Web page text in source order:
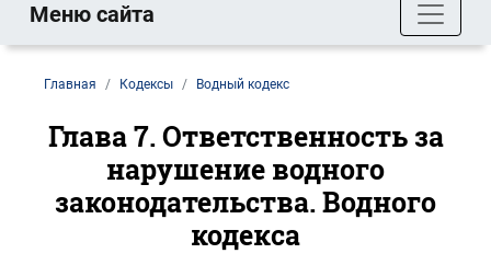
Меню сайта
Главная Кодексы Водный кодекс
Глава 7. Ответственность за
нарушение водного
законодательства. Водного
кодекса